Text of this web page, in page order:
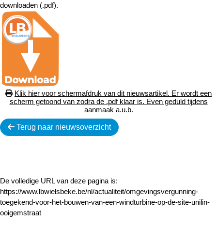
downloaden (.pdf).
Klik hier voor schermafdruk van dit nieuwsartikel. Er wordt een
scherm getoond van zodra de .pdf klaar is. Even geduld tijdens
aanmaak a.u.b.
Terug naar nieuwsoverzicht
De volledige URL van deze pagina is:
https://www.lbwielsbeke.be/nl/actualiteit/omgevingsvergunning-
toegekend-voor-het-bouwen-van-een-windturbine-op-de-site-unilin-
ooigemstraat